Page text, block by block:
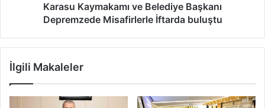
Karasu Kaymakamı ve Belediye Başkanı
Depremzede Misafirlerle İftarda buluştu
İlgili Makaleler